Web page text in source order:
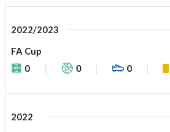
2022/2023
FA Cup
0
0 0
2022